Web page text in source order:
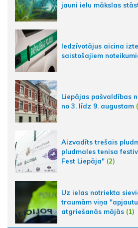
jauni ielu mākslas
Iedzīvotājus aicina
saistošajiem
Liepājas pašvaldības
no 3. līdz 9. augustam
Aizvadīts trešais
pludmales tenisa
Fest Liepāja" (2)
Uz ielas notriekta
traumām viņa
atgriešanās mājās (1)